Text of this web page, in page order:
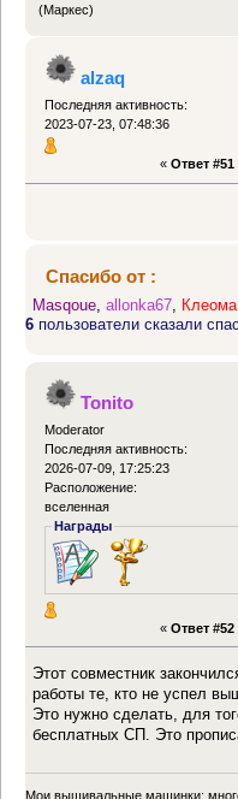
(Маркес)
alzaq
Последняя активность:
2023-07-23, 07:48:36
« Ответ #51
Спасибо от :
Masqoue,allonka67, Клеома
6 пользователи сказали
Tonito
Moderator
Последняя активность:
2026-07-09, 17:25:23
Расположение:
вселенная
Награды
« Ответ #52
Этот совместник
работы те, кто не успел
Это нужно сделать, для
бесплатных СП. Это
Мои вышивальные машинки: